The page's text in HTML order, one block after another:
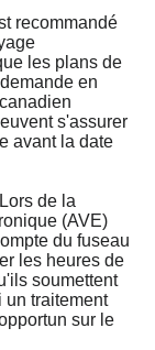
recommandé
les plans de
en
s'assurer
avant la date
de la
(AVE)
du fuseau
les heures de
soumettent
un traitement
sur le